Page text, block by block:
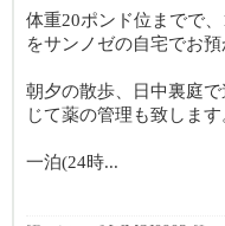
体重20ポンド位までで
をサンノゼの自宅でお預
朝夕の散歩、日中裏庭
じて薬の管理も致しま
一泊(24時...